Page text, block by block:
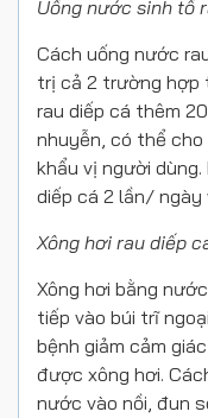
Uống nước sinh tố
Cách uống nước
trị cả 2 trường hợp
rau diếp cá thêm
nhuyễn, có thể
khẩu vị người
diếp cá 2 lần/ ngày
Xông hơi rau diếp
Xông hơi bằng
tiếp vào búi trĩ
bệnh giảm cảm
được xông hơi.
nước vào nồi, đun